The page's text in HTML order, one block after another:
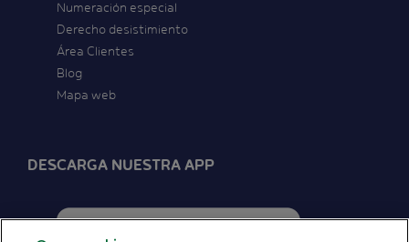
Numeración especial
Derecho desistimiento
Área Clientes
Blog
Mapa web
DESCARGA NUESTRA APP